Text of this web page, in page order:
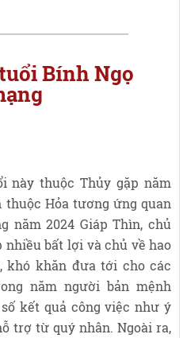
Bính Ngọ
này thuộc Thủy gặp năm
thuộc Hỏa tương ứng quan
năm 2024 Giáp Thìn, chủ
nhiều bất lợi và chủ về hao
khó khăn đưa tới cho các
năm người bản mệnh
kết quả công việc như ý
trợ từ quý nhân. Ngoài ra,